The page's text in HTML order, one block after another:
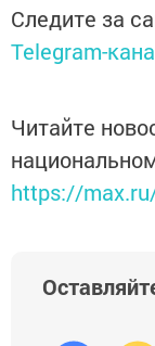
Следите за
Telegram-
Читайте
https://